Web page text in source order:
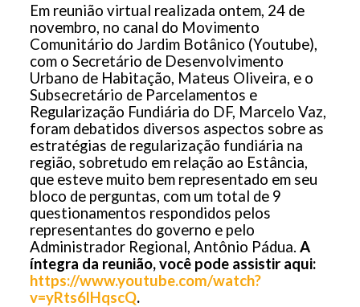
Em reunião virtual realizada ontem, 24 de
novembro, no canal do Movimento
Comunitário do Jardim Botânico (Youtube),
com o Secretário de Desenvolvimento
Urbano de Habitação, Mateus Oliveira, e o
Subsecretário de Parcelamentos e
Regularização Fundiária do DF, Marcelo Vaz,
foram debatidos diversos aspectos sobre as
estratégias de regularização fundiária na
região, sobretudo em relação ao Estância,
que esteve muito bem representado em seu
bloco de perguntas, com um total de 9
questionamentos respondidos pelos
representantes do governo e pelo
Administrador Regional, Antônio Pádua. A
íntegra da reunião, você pode assistir aqui:
https://www.youtube.com/watch?
v=yRts6lHqscQ.